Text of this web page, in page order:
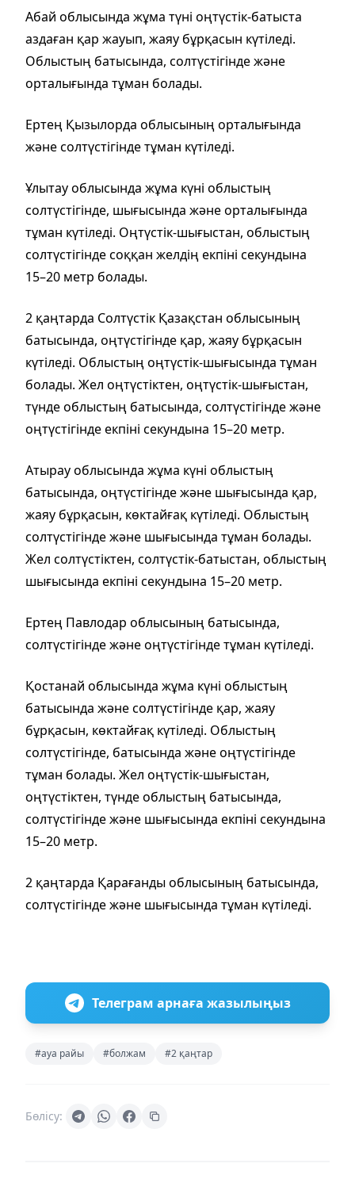
Абай облысында жұма түні оңтүстік-батыста
аздаған қар жауып, жаяу бұрқасын күтіледі.
Облыстың батысында, солтүстігінде және
орталығында тұман болады.
Ертең Қызылорда облысының орталығында
және солтүстігінде тұман күтіледі.
Ұлытау облысында жұма күні облыстың
солтүстігінде, шығысында және орталығында
тұман күтіледі. Оңтүстік-шығыстан, облыстың
солтүстігінде соққан желдің екпіні секундына
15–20 метр болады.
2 қаңтарда Солтүстік Қазақстан облысының
батысында, оңтүстігінде қар, жаяу бұрқасын
күтіледі. Облыстың оңтүстік-шығысында тұман
болады. Жел оңтүстіктен, оңтүстік-шығыстан,
түнде облыстың батысында, солтүстігінде және
оңтүстігінде екпіні секундына 15–20 метр.
Атырау облысында жұма күні облыстың
батысында, оңтүстігінде және шығысында қар,
жаяу бұрқасын, көктайғақ күтіледі. Облыстың
солтүстігінде және шығысында тұман болады.
Жел солтүстіктен, солтүстік-батыстан, облыстың
шығысында екпіні секундына 15–20 метр.
Ертең Павлодар облысының батысында,
солтүстігінде және оңтүстігінде тұман күтіледі.
Қостанай облысында жұма күні облыстың
батысында және солтүстігінде қар, жаяу
бұрқасын, көктайғақ күтіледі. Облыстың
солтүстігінде, батысында және оңтүстігінде
тұман болады. Жел оңтүстік-шығыстан,
оңтүстіктен, түнде облыстың батысында,
солтүстігінде және шығысында екпіні секундына
15–20 метр.
2 қаңтарда Қарағанды облысының батысында,
солтүстігінде және шығысында тұман күтіледі.
Телеграм арнаға жазылыңыз
#ауа райы #болжам #2 қаңтар
Бөлісу: